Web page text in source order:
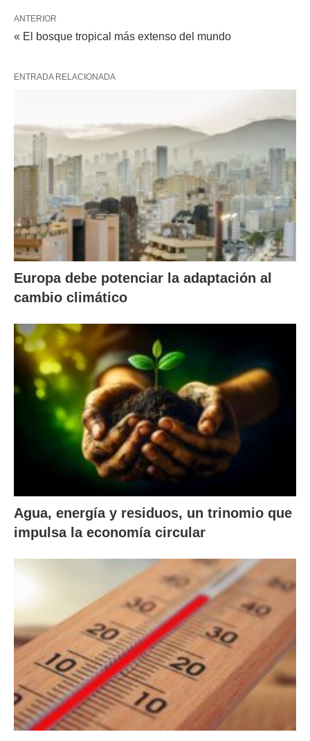
ANTERIOR
« El bosque tropical más extenso del mundo
ENTRADA RELACIONADA
Europa debe potenciar la adaptación al
cambio climático
Agua, energía y residuos, un trinomio que
impulsa la economía circular